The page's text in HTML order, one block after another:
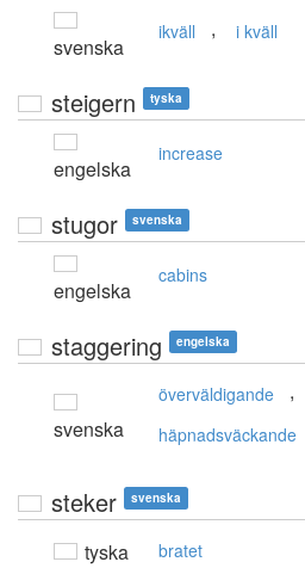
svenska
ikväll , i kväll
steigern tyska
engelska
increase
stugor svenska
engelska
cabins
staggering engelska
svenska
överväldigande ,
häpnadsväckande
steker svenska
tyska bratet